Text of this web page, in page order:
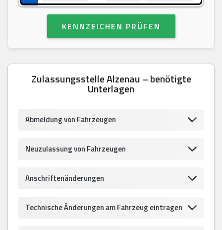
KENNZEICHEN PRÜFEN
Zulassungsstelle Alzenau – benötigte
Unterlagen
Abmeldung von Fahrzeugen
Neuzulassung von Fahrzeugen
Anschriftenänderungen
Technische Änderungen am Fahrzeug eintragen